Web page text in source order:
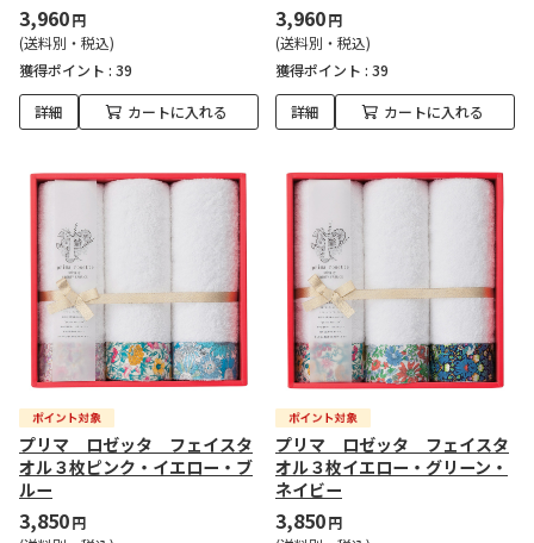
3,960円
(送料別・税込)
獲得ポイント : 39
詳細 カートに入れる
3,960円
(送料別・税込)
獲得ポイント : 39
詳細 カートに入れる
プリマ ロゼッタ フェイスタ
オル３枚ピンク・イエロー・ブ
ルー
3,850円
プリマ ロゼッタ フェイスタ
オル３枚イエロー・グリーン・
ネイビー
3,850円